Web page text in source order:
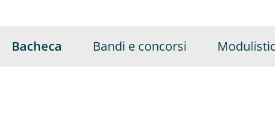
Bacheca Bandi e concorsi